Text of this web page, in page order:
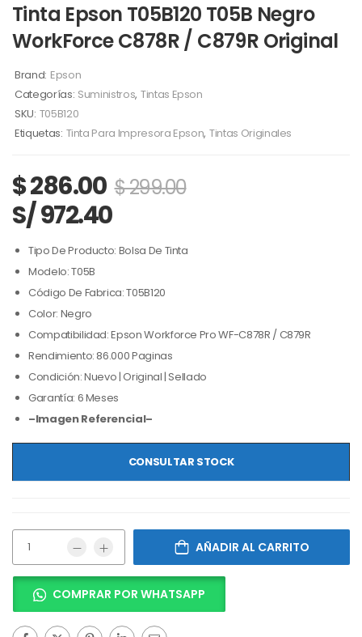
Tinta Epson T05B120 T05B Negro
WorkForce C878R / C879R Original
Brand: Epson
Categorías: Suministros, Tintas Epson
SKU: T05B120
Etiquetas: Tinta Para Impresora Epson, Tintas Originales
$286.00 $299.00
S/ 972.40
Tipo De Producto: Bolsa De Tinta
Modelo: T05B
Código De Fabrica: T05B120
Color: Negro
Compatibilidad: Epson Workforce Pro WF-C878R / C879R
Rendimiento: 86.000 Paginas
Condición: Nuevo | Original | Sellado
Garantía: 6 Meses
–Imagen Referencial–
CONSULTAR STOCK
AÑADIR AL CARRITO
COMPRAR POR WHATSAPP